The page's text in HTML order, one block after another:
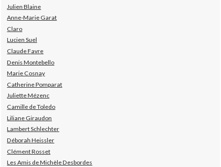
Julien Blaine
Anne-Marie Garat
Claro
Lucien Suel
Claude Favre
Denis Montebello
Marie Cosnay
Catherine Pomparat
Juliette Mézenc
Camille de Toledo
Liliane Giraudon
Lambert Schlechter
Déborah Heissler
Clément Rosset
Les Amis de Michèle Desbordes